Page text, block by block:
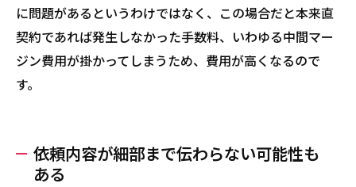
に問題があるというわけではなく、この場合だと本来直
契約であれば発生しなかった手数料、いわゆる中間マー
ジン費用が掛かってしまうため、費用が高くなるので
す。
依頼内容が細部まで伝わらない可能性も
ある